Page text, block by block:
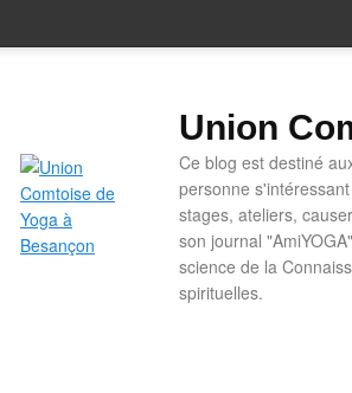
Union
Ce blog est destiné
personne
stages, ateliers,
son journal
science de la
spirituelles.